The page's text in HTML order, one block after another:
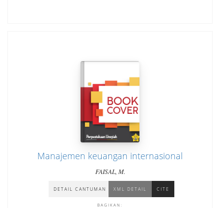
Manajemen keuangan internasional
FAISAL, M.
DETAIL CANTUMAN XML DETAIL CITE
BAGIKAN: